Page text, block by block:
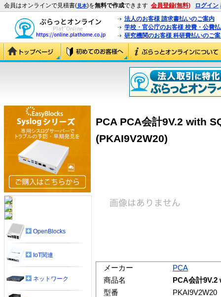
会員はオンラインで見積書(見本)を無料で作成できます 会員登録(無料) ログイン
法人のお客様 請求書払いのご案内
学校・官公庁のお客様 校費・公費
研究機関のお客様 科研費払いのご
PCA PCA会計9V.2 with
(PKAI9V2W20)
メーカー
PCA
商品名
PCA会計
型番
PKAI9V2W20
OpenBlocks
IoT関連
ネットワーク